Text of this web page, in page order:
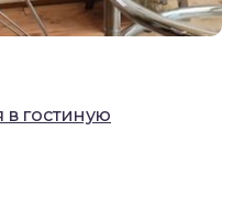
гостиную